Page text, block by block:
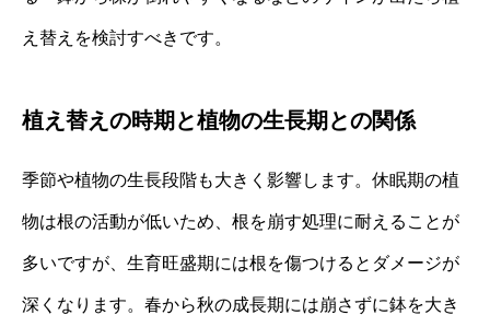
え替えを検討すべきです。
植え替えの時期と植物の生長期との関係
季節や植物の生長段階も大きく影響します。休眠期の植
物は根の活動が低いため、根を崩す処理に耐えることが
多いですが、生育旺盛期には根を傷つけるとダメージが
深くなります。春から秋の成長期には崩さずに鉢を大き